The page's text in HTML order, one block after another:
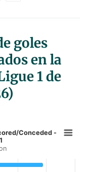
goles
en la
1 de
Goals
Conceded -